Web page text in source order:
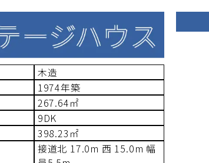
木造
1974年築
267.64㎡
9DK
398.23 ㎡
接道北 17.0m 西 15.0m 幅